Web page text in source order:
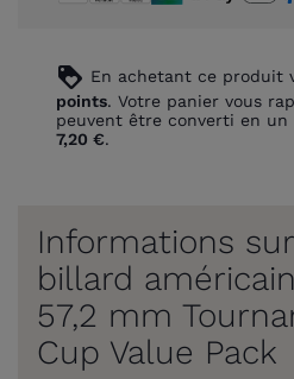
loyalty En achetant ce produit
points. Votre panier vous
peuvent être converti en
7,20 €.
Informations
billard
57,2 mm
Cup Value Pack